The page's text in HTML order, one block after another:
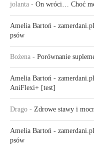
jolanta - On wróci… Choć
Amelia Bartoń - zamerdani.pl
psów
Bożena - Porównanie
Amelia Bartoń - zamerdani.pl
AniFlexi+ [test]
Drago - Zdrowe stawy i
Amelia Bartoń - zamerdani.pl
psów